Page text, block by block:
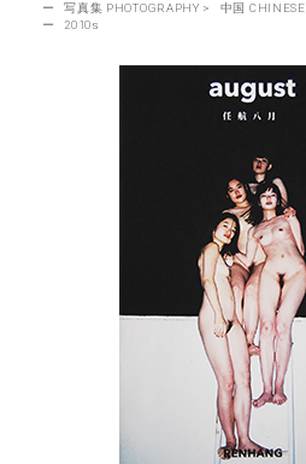
ー 写真集 PHOTOGRAPHY >
中国 CHINESE
ー
2010s